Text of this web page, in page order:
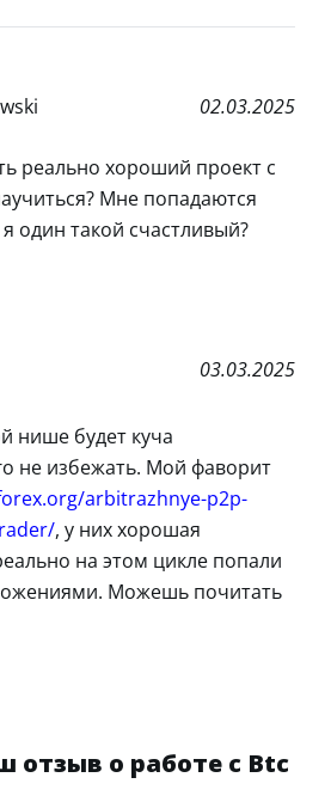
02.03.2025
реально хороший проект с
Мне попадаются
один такой счастливый?
03.03.2025
нише будет куча
не избежать. Мой фаворит
arbitrazhnye-p2p-
, у них хорошая
на этом цикле попали
Можешь почитать
отзыв о работе с Btc